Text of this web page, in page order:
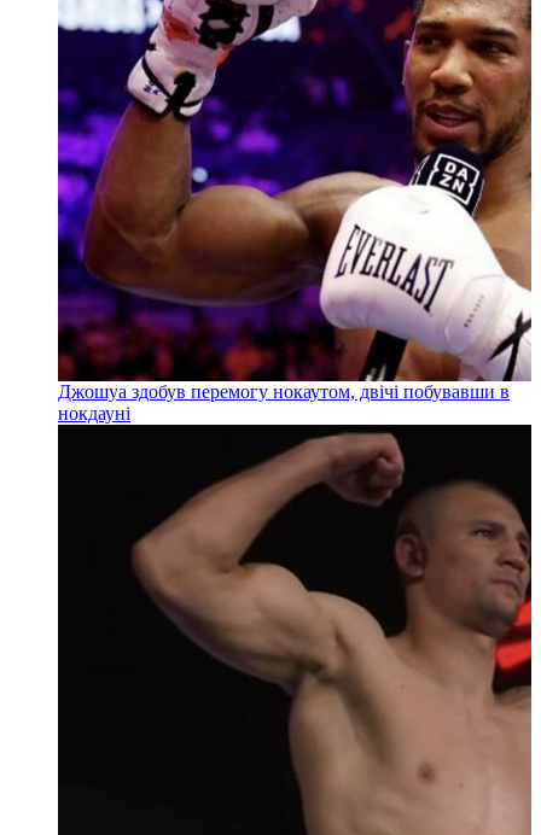
Джошуа здобув перемогу нокаутом, двічі побувавши в
нокдауні